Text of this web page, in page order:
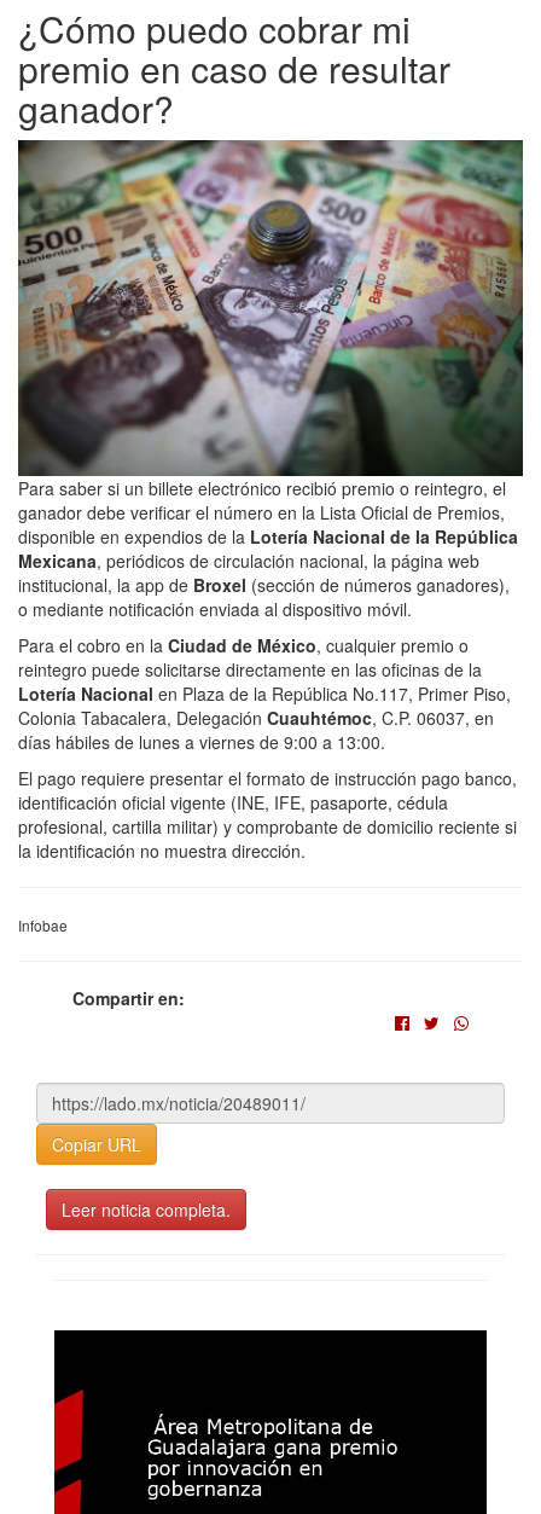
¿Cómo puedo cobrar mi
premio en caso de resultar
ganador?
Para saber si un billete electrónico recibió premio o reintegro, el
ganador debe verificar el número en la Lista Oficial de Premios,
disponible en expendios de la Lotería Nacional de la República
Mexicana, periódicos de circulación nacional, la página web
institucional, la app de Broxel (sección de números ganadores),
o mediante notificación enviada al dispositivo móvil.
Para el cobro en la Ciudad de México, cualquier premio o
reintegro puede solicitarse directamente en las oficinas de la
Lotería Nacional en Plaza de la República No.117, Primer Piso,
Colonia Tabacalera, Delegación Cuauhtémoc, C.P. 06037, en
días hábiles de lunes a viernes de 9:00 a 13:00.
El pago requiere presentar el formato de instrucción pago banco,
identificación oficial vigente (INE, IFE, pasaporte, cédula
profesional, cartilla militar) y comprobante de domicilio reciente si
la identificación no muestra dirección.
Infobae
Compartir en:
Copiar URL
Leer noticia completa.